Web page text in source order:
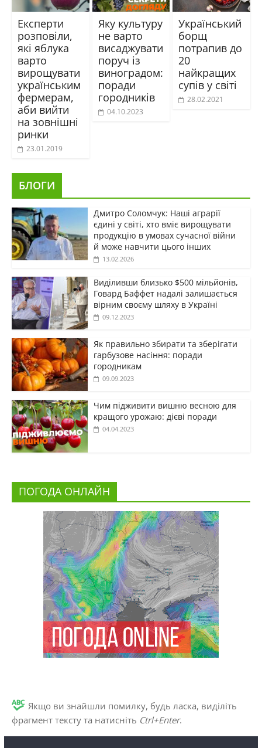
Експерти
розповіли,
які яблука
варто
вирощувати
українським
фермерам,
аби вийти
на зовнішні
ринки
23.01.2019
Яку культуру
не варто
висаджувати
поруч із
виноградом:
поради
городників
04.10.2023
Український
борщ
потрапив до
20
найкращих
супів у світі
28.02.2021
БЛОГИ
Дмитро Соломчук: Наші аграрії
єдині у світі, хто вміє вирощувати
продукцію в умовах сучасної війни
й може навчити цього інших
13.02.2026
Виділивши близько $500 мільйонів,
Говард Баффет надалі залишається
вірним своєму шляху в Україні
09.12.2023
Як правильно збирати та зберігати
гарбузове насіння: поради
городникам
09.09.2023
Чим підживити вишню весною для
кращого урожаю: дієві поради
04.04.2023
ПОГОДА ОНЛАЙН
Якщо ви знайшли помилку, будь ласка, виділіть
фрагмент тексту та натисніть Ctrl+Enter.